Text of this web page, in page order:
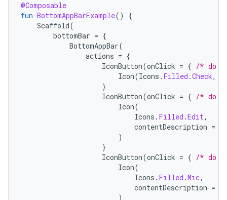
@Composable
fun BottomAppBarExample()
{
Scaffold(
bottomBar = {
BottomAppBar(
actions = {
IconButton(onClick = { /* do
Icon(Icons . Filled .Check,
}
IconButton(onClick = { /* do
Icon(
Icons . Filled .Edit,
contentDescription =
)
}
IconButton(onClick = { /* do
Icon(
Icons . Filled .Mic,
contentDescription =
)